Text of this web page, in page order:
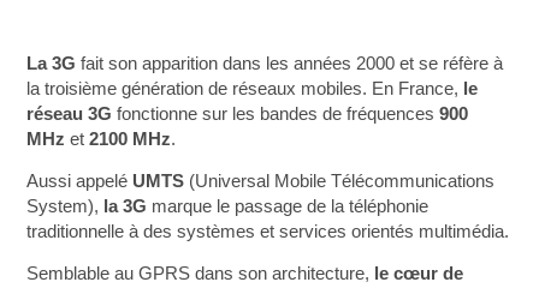
La 3G fait son apparition dans les années 2000 et se réfère à
la troisième génération de réseaux mobiles. En France, le
réseau 3G fonctionne sur les bandes de fréquences 900
MHzet2100 MHz.
Aussi appelé UMTS (Universal Mobile Télécommunications
System), la 3G marque le passage de la téléphonie
traditionnelle à des systèmes et services orientés multimédia.
Semblable au GPRS dans son architecture, le cœur de